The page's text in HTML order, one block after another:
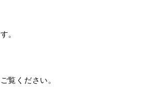
。
覧ください。